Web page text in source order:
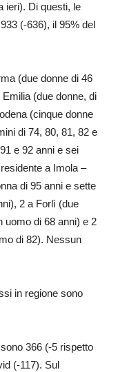
ieri). Di questi, le
(-636), il 95% del
(due donne di 46
(due donne, di
(cinque donne
di 74, 80, 81, 82 e
e 92 anni e sei
a Imola –
di 95 anni e sette
2 a Forlì (due
uomo di 68 anni) e 2
di 82). Nessun
in regione sono
366 (-5 rispetto
(-117). Sul